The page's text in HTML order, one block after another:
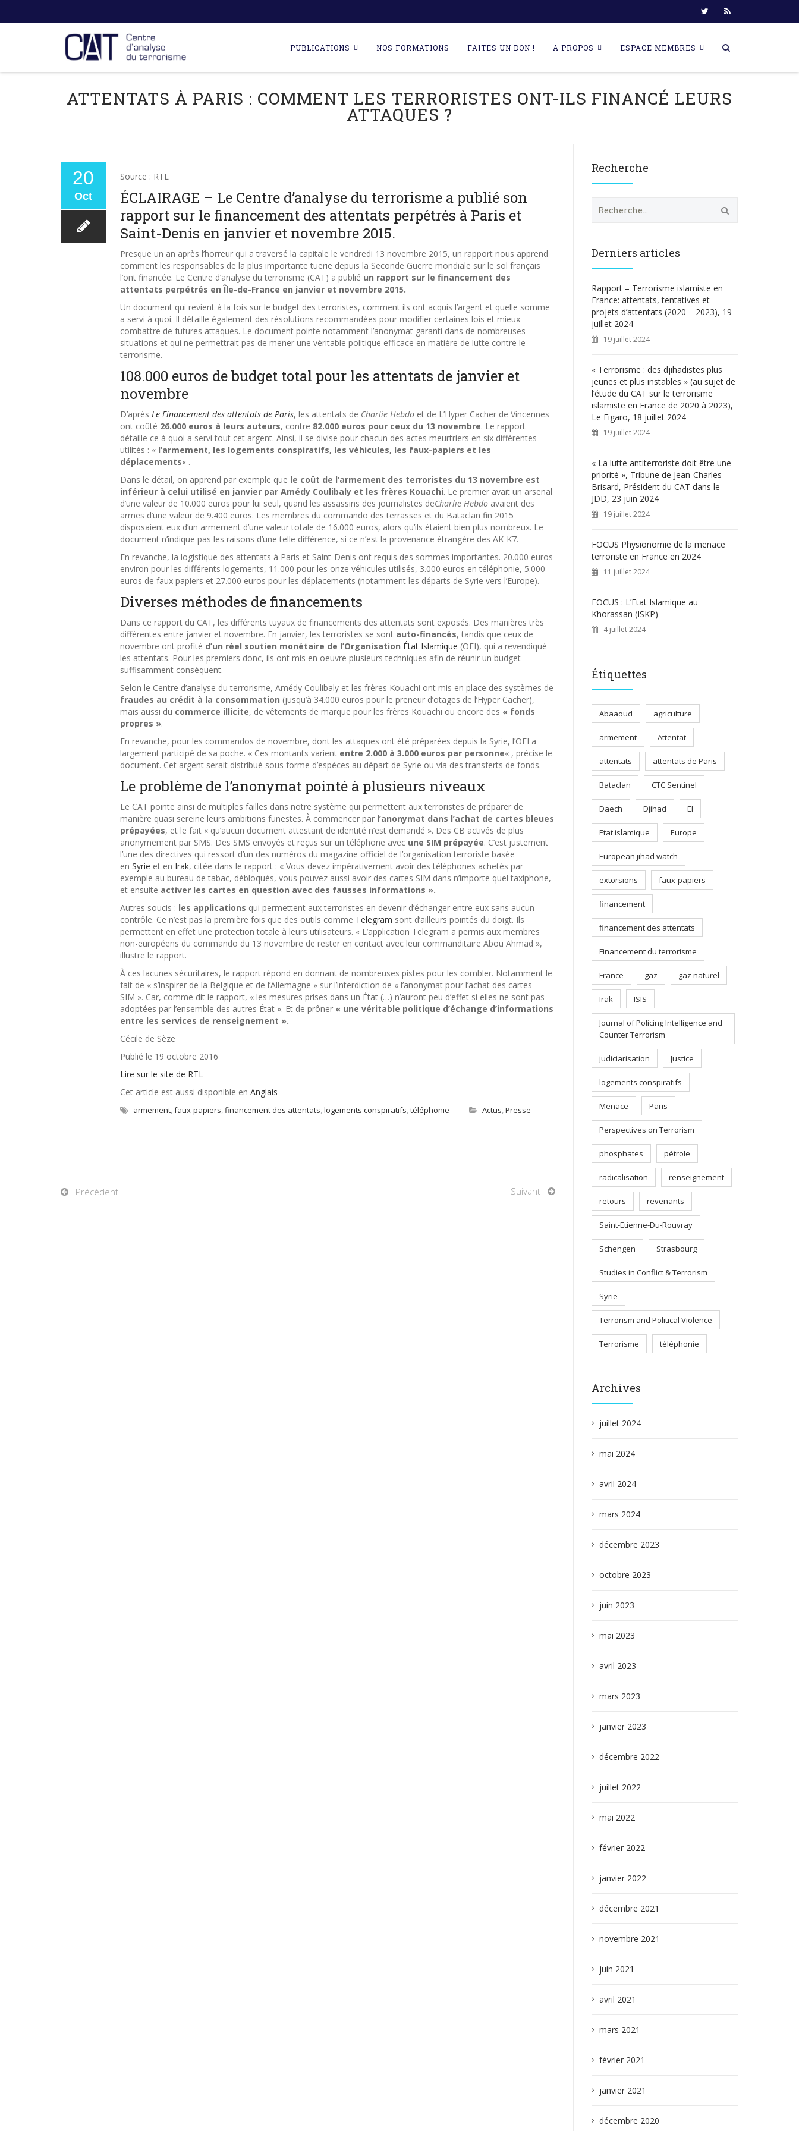
content
PUBLICATIONS NOS FORMATIONS FAITES UN DON ! A PROPOS ESPACE MEMBRES
ATTENTATS À PARIS : COMMENT LES TERRORISTES ONT-ILS FINANCÉ LEURS
ATTAQUES ?
20
Oct
Source : RTL
ÉCLAIRAGE – Le Centre d’analyse du terrorisme a publié son
rapport sur le financement des attentats perpétrés à Paris et
Saint-Denis en janvier et novembre 2015.
Presque un an après l’horreur qui a traversé la capitale le vendredi 13 novembre 2015, un rapport nous apprend
comment les responsables de la plus importante tuerie depuis la Seconde Guerre mondiale sur le sol français
l’ont financée. Le Centre d’analyse du terrorisme (CAT) a publié un rapport sur le financement des
attentats perpétrés en Île-de-France en janvier et novembre 2015.
Un document qui revient à la fois sur le budget des terroristes, comment ils ont acquis l’argent et quelle somme
a servi à quoi. Il détaille également des résolutions recommandées pour modifier certaines lois et mieux
combattre de futures attaques. Le document pointe notamment l’anonymat garanti dans de nombreuses
situations et qui ne permettrait pas de mener une véritable politique efficace en matière de lutte contre le
terrorisme.
108.000 euros de budget total pour les attentats de janvier et
novembre
D’après Le Financement des attentats de Paris, les attentats de Charlie Hebdo et de L’Hyper Cacher de Vincennes
ont coûté 26.000 euros à leurs auteurs, contre 82.000 euros pour ceux du 13 novembre. Le rapport
détaille ce à quoi a servi tout cet argent. Ainsi, il se divise pour chacun des actes meurtriers en six différentes
utilités : « l’armement, les logements conspiratifs, les véhicules, les faux-papiers et les
déplacements« .
Dans le détail, on apprend par exemple que le coût de l’armement des terroristes du 13 novembre est
inférieur à celui utilisé en janvier par Amédy Coulibaly et les frères Kouachi. Le premier avait un arsenal
d’une valeur de 10.000 euros pour lui seul, quand les assassins des journalistes deCharlie Hebdo avaient des
armes d’une valeur de 9.400 euros. Les membres du commando des terrasses et du Bataclan fin 2015
disposaient eux d’un armement d’une valeur totale de 16.000 euros, alors qu’ils étaient bien plus nombreux. Le
document n’indique pas les raisons d’une telle différence, si ce n’est la provenance étrangère des AK-K7.
En revanche, la logistique des attentats à Paris et Saint-Denis ont requis des sommes importantes. 20.000 euros
environ pour les différents logements, 11.000 pour les onze véhicules utilisés, 3.000 euros en téléphonie, 5.000
euros de faux papiers et 27.000 euros pour les déplacements (notamment les départs de Syrie vers l’Europe).
Diverses méthodes de financements
Dans ce rapport du CAT, les différents tuyaux de financements des attentats sont exposés. Des manières très
différentes entre janvier et novembre. En janvier, les terroristes se sont auto-financés, tandis que ceux de
novembre ont profité d’un réel soutien monétaire de l’Organisation État Islamique (OEI), qui a revendiqué
les attentats. Pour les premiers donc, ils ont mis en oeuvre plusieurs techniques afin de réunir un budget
suffisamment conséquent.
Selon le Centre d’analyse du terrorisme, Amédy Coulibaly et les frères Kouachi ont mis en place des systèmes de
fraudes au crédit à la consommation (jusqu’à 34.000 euros pour le preneur d’otages de l’Hyper Cacher),
mais aussi du commerce illicite, de vêtements de marque pour les frères Kouachi ou encore des « fonds
propres ».
En revanche, pour les commandos de novembre, dont les attaques ont été préparées depuis la Syrie, l’OEI a
largement participé de sa poche. « Ces montants varient entre 2.000 à 3.000 euros par personne« , précise le
document. Cet argent serait distribué sous forme d’espèces au départ de Syrie ou via des transferts de fonds.
Le problème de l’anonymat pointé à plusieurs niveaux
Le CAT pointe ainsi de multiples failles dans notre système qui permettent aux terroristes de préparer de
manière quasi sereine leurs ambitions funestes. À commencer par l’anonymat dans l’achat de cartes bleues
prépayées, et le fait « qu’aucun document attestant de identité n’est demandé ». Des CB activés de plus
anonymement par SMS. Des SMS envoyés et reçus sur un téléphone avec une SIM prépayée. C’est justement
l’une des directives qui ressort d’un des numéros du magazine officiel de l’organisation terroriste basée
en Syrie et en Irak, citée dans le rapport : « Vous devez impérativement avoir des téléphones achetés par
exemple au bureau de tabac, débloqués, vous pouvez aussi avoir des cartes SIM dans n’importe quel taxiphone,
et ensuite activer les cartes en question avec des fausses informations ».
Autres soucis : les applications qui permettent aux terroristes en devenir d’échanger entre eux sans aucun
contrôle. Ce n’est pas la première fois que des outils comme Telegram sont d’ailleurs pointés du doigt. Ils
permettent en effet une protection totale à leurs utilisateurs. « L’application Telegram a permis aux membres
non-européens du commando du 13 novembre de rester en contact avec leur commanditaire Abou Ahmad »,
illustre le rapport.
À ces lacunes sécuritaires, le rapport répond en donnant de nombreuses pistes pour les combler. Notamment le
fait de « s’inspirer de la Belgique et de l’Allemagne » sur l’interdiction de « l’anonymat pour l’achat des cartes
SIM ». Car, comme dit le rapport, « les mesures prises dans un État (…) n’auront peu d’effet si elles ne sont pas
adoptées par l’ensemble des autres État ». Et de prôner « une véritable politique d’échange d’informations
entre les services de renseignement ».
Cécile de Sèze
Publié le 19 octobre 2016
Lire sur le site de RTL
Cet article est aussi disponible en Anglais
armement, faux-papiers, financement des attentats, logements conspiratifs, téléphonie Actus, Presse
Précédent Suivant
Recherche
e
h
e
r
:
Derniers articles
Rapport – Terrorisme islamiste en
France: attentats, tentatives et
projets d’attentats (2020 – 2023), 19
juillet 2024
19 juillet 2024
« Terrorisme : des djihadistes plus
jeunes et plus instables » (au sujet de
l’étude du CAT sur le terrorisme
islamiste en France de 2020 à 2023),
Le Figaro, 18 juillet 2024
19 juillet 2024
« La lutte antiterroriste doit être une
priorité », Tribune de Jean-Charles
Brisard, Président du CAT dans le
JDD, 23 juin 2024
19 juillet 2024
FOCUS Physionomie de la menace
terroriste en France en 2024
11 juillet 2024
FOCUS : L’Etat Islamique au
Khorassan (ISKP)
4 juillet 2024
Étiquettes
Abaaoud agriculture
armement Attentat
attentats attentats de Paris
Bataclan CTC Sentinel
Daech Djihad EI
Etat islamique Europe
European jihad watch
extorsions faux-papiers
financement
financement des attentats
Financement du terrorisme
France gaz gaz naturel
Irak ISIS
Journal of Policing Intelligence and
Counter Terrorism
judiciarisation Justice
logements conspiratifs
Menace Paris
Perspectives on Terrorism
phosphates pétrole
radicalisation renseignement
retours revenants
Saint-Etienne-Du-Rouvray
Schengen Strasbourg
Studies in Conflict & Terrorism
Syrie
Terrorism and Political Violence
Terrorisme téléphonie
Archives
juillet 2024
mai 2024
avril 2024
mars 2024
décembre 2023
octobre 2023
juin 2023
mai 2023
avril 2023
mars 2023
janvier 2023
décembre 2022
juillet 2022
mai 2022
février 2022
janvier 2022
décembre 2021
novembre 2021
juin 2021
avril 2021
mars 2021
février 2021
janvier 2021
décembre 2020